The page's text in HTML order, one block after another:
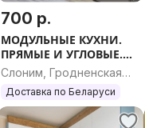
700 р.
МОДУЛЬНЫЕ КУХНИ.
ПРЯМЫЕ И УГЛОВЫЕ.
ЛЮБОЙ РАЗМЕР.
Слоним, Гродненская
область
Доставка по Беларуси